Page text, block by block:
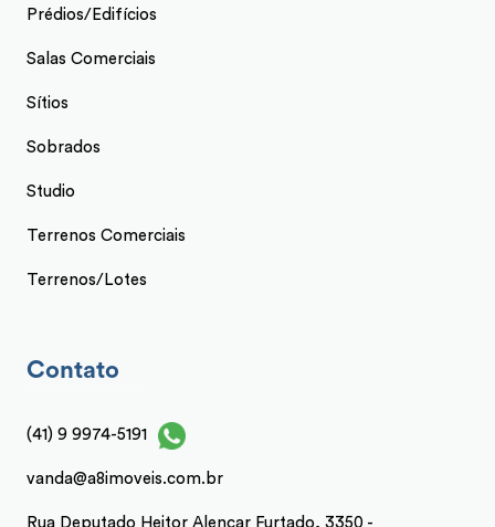
Prédios/Edifícios
Salas Comerciais
Sítios
Sobrados
Studio
Terrenos Comerciais
Terrenos/Lotes
Contato
(41) 9 9974-5191
vanda@a8imoveis.com.br
Rua Deputado Heitor Alencar Furtado, 3350 -